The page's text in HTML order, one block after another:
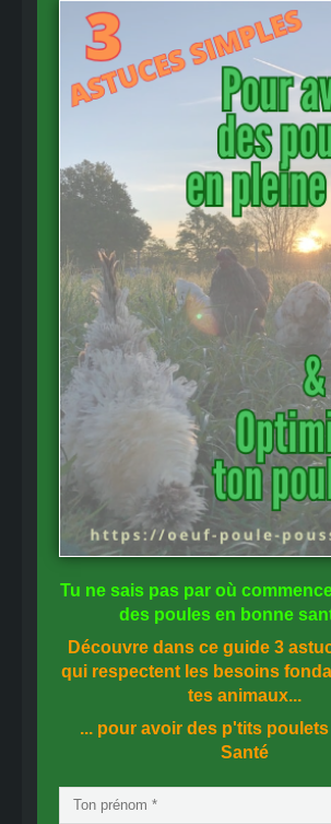
Tu ne sais pas par où
des poules en bonne
Découvre dans ce guide 3
qui respectent les besoins
tes animaux...
... pour avoir des p'tits poulets
Santé